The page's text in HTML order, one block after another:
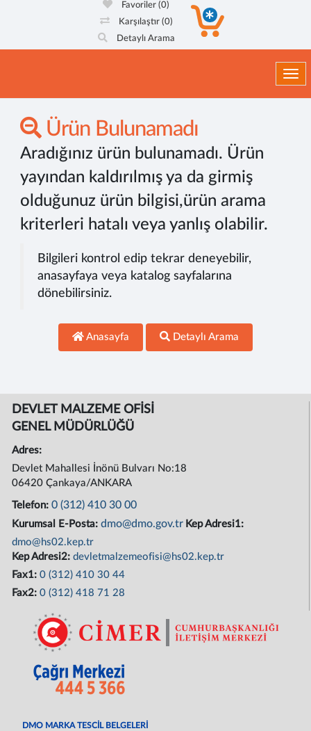
Favoriler(0)
Karşılaştır (0)
Detaylı Arama
Ürün Bulunamadı
Aradığınız ürün bulunamadı. Ürün
yayından kaldırılmış ya da girmiş
olduğunuz ürün bilgisi,ürün arama
kriterleri hatalı veya yanlış olabilir.
Bilgileri kontrol edip tekrar deneyebilir,
anasayfaya veya katalog sayfalarına
dönebilirsiniz.
Anasayfa Detaylı Arama
DEVLET MALZEME OFİSİ
GENEL MÜDÜRLÜĞÜ
Adres:
Devlet Mahallesi İnönü Bulvarı No:18
06420 Çankaya/ANKARA
Telefon:0 (312) 410 30 00
Kurumsal E-Posta:dmo@dmo.gov.tr Kep Adresi1:
dmo@hs02.kep.tr
Kep Adresi2:devletmalzemeofisi@hs02.kep.tr
Fax1:0 (312) 410 30 44
Fax2:0 (312) 418 71 28
DMO MARKA TESCİL BELGELERİ